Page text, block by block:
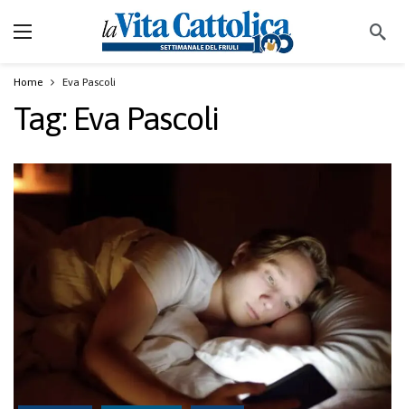
Home Eva Pascoli
Tag: Eva Pascoli